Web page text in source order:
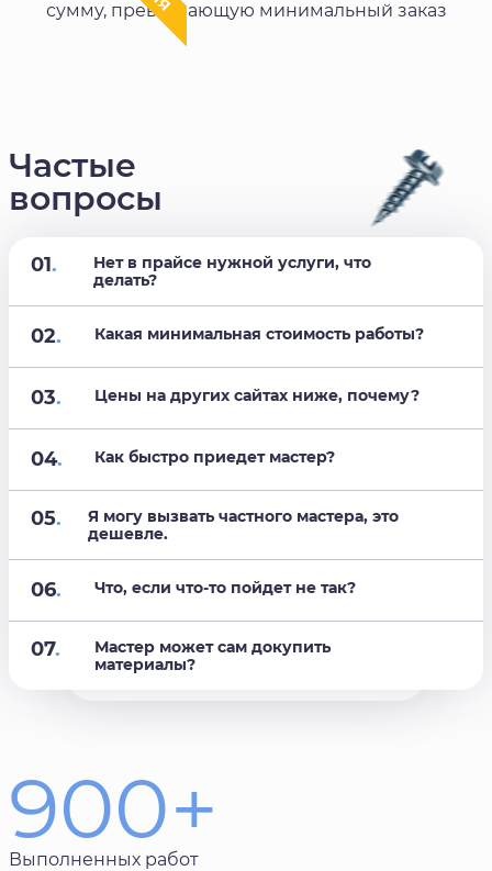
сумму, превышающую минимальный заказ
Частые
вопросы
01.
Нет в прайсе нужной услуги, что
делать?
02. Какая минимальная стоимость работы?
03. Цены на других сайтах ниже, почему?
04. Как быстро приедет мастер?
05.
Я могу вызвать частного мастера, это
дешевле.
06. Что, если что-то пойдет не так?
07.
Мастер может сам докупить
материалы?
900+
Выполненных работ